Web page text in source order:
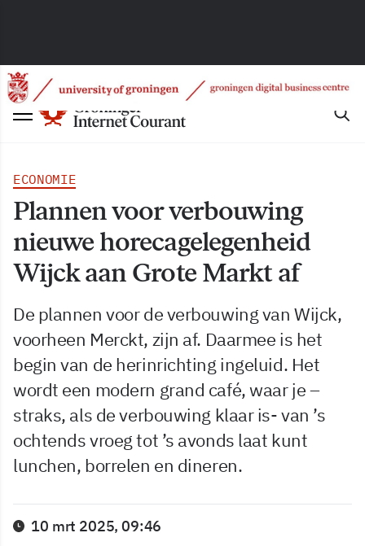
ECONOMIE
Plannen voor verbouwing
nieuwe horecagelegenheid
Wijck aan Grote Markt af
De plannen voor de verbouwing van Wijck,
voorheen Merckt, zijn af. Daarmee is het
begin van de herinrichting ingeluid. Het
wordt een modern grand café, waar je –
straks, als de verbouwing klaar is- van ’s
ochtends vroeg tot ’s avonds laat kunt
lunchen, borrelen en dineren.
10 mrt 2025, 09:46